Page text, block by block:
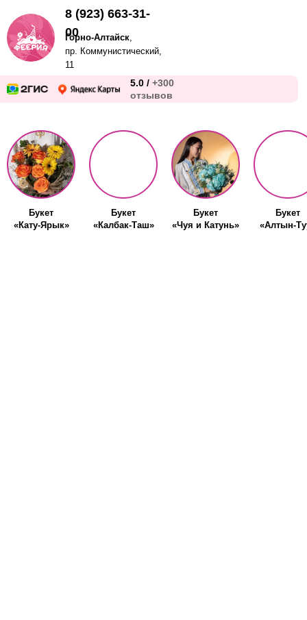
5.0 / +300
отзывов
Горно-Алтайск,
пр. Коммунистический,
11
8 (923) 663-31-
00
Букет
«Кату-Ярык»
Букет
«Калбак-Таш»
Букет
«Чуя и Катунь»
Букет
«Алтын-